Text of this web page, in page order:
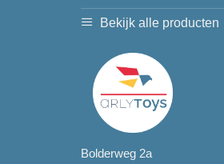
Bekijk alle producten
Bolderweg 2a